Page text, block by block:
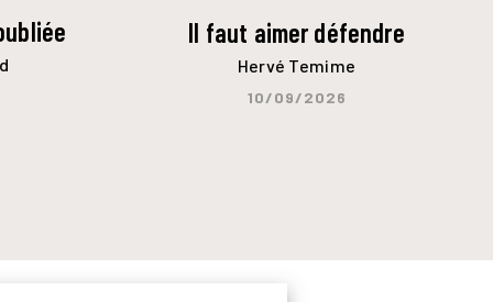
Il faut aimer défendre
Hervé Temime
10/09/2026